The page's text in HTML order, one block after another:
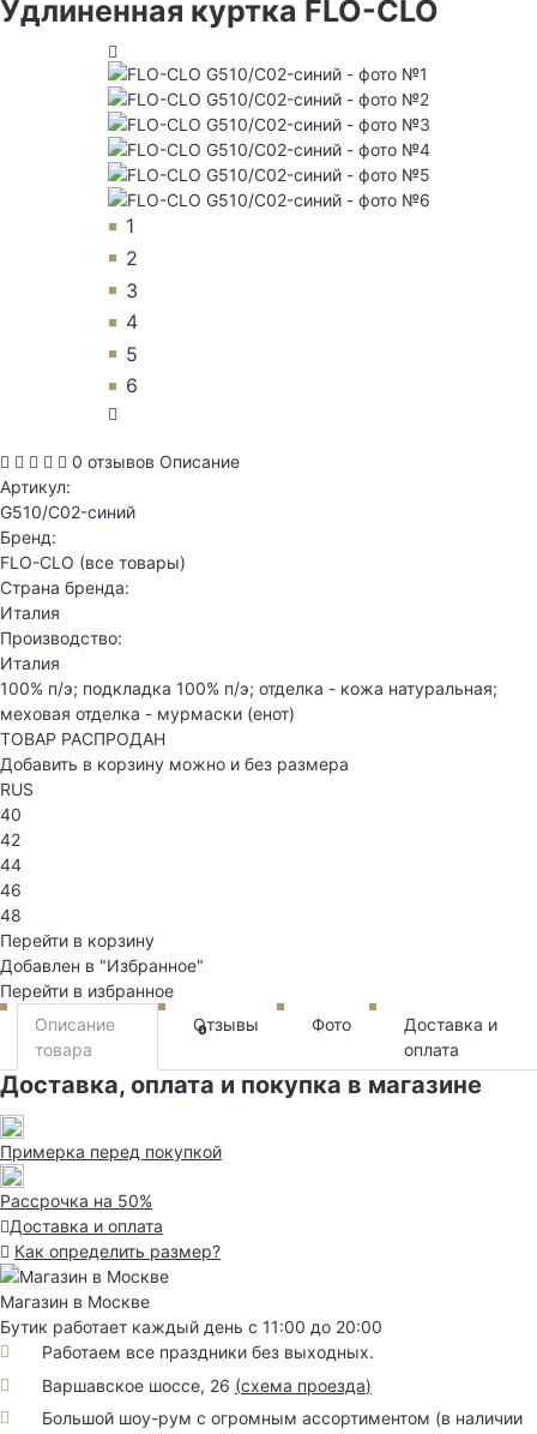
Удлиненная куртка FLO-CLO
1
2
3
4
5
6
0 отзывов Описание
Артикул:
G510/C02-синий
Бренд:
FLO-CLO (все товары)
Страна бренда:
Италия
Производство:
Италия
100% п/э; подкладка 100% п/э; отделка - кожа натуральная;
меховая отделка - мурмаски (енот)
ТОВАР РАСПРОДАН
Добавить в корзину можно и без размера
RUS
40
42
44
46
48
Перейти в корзину
Добавлен в "Избранное"
Перейти в избранное
Описание
товара
Отзывы
0 Фото
Доставка и
оплата
Доставка, оплата и покупка в магазине
Примерка перед покупкой
Рассрочка на 50%
Доставка и оплата
Как определить размер?
Магазин в Москве
Бутик работает каждый день с 11:00 до 20:00
Работаем все праздники без выходных.
Варшавское шоссе, 26 (схема проезда)
Большой шоу-рум с огромным ассортиментом (в наличии